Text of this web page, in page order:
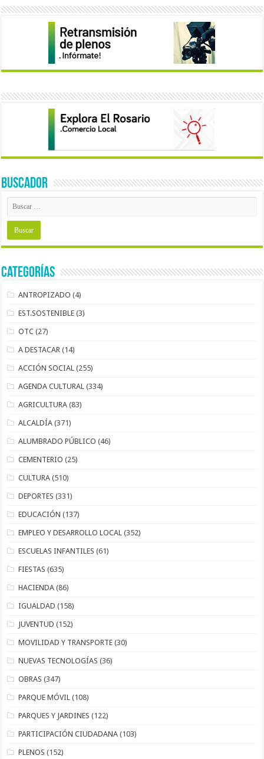
BUSCADOR
Categorías
ANTROPIZADO (4)
EST.SOSTENIBLE (3)
OTC (27)
A DESTACAR (14)
ACCIÓN SOCIAL (255)
AGENDA CULTURAL (334)
AGRICULTURA (83)
ALCALDÍA (371)
ALUMBRADO PÚBLICO (46)
CEMENTERIO (25)
CULTURA (510)
DEPORTES (331)
EDUCACIÓN (137)
EMPLEO Y DESARROLLO LOCAL (352)
ESCUELAS INFANTILES (61)
FIESTAS (635)
HACIENDA (86)
IGUALDAD (158)
JUVENTUD (152)
MOVILIDAD Y TRANSPORTE (30)
NUEVAS TECNOLOGÍAS (36)
OBRAS (347)
PARQUE MÓVIL (108)
PARQUES Y JARDINES (122)
PARTICIPACIÓN CIUDADANA (103)
PLENOS (152)